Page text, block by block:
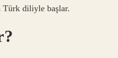
Türk diliyle başlar.